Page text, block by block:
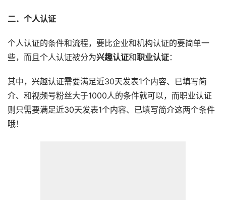
二．个人认证
个人认证的条件和流程，要比企业和机构认证的要简单一
些，而且个人认证被分为兴趣认证和职业认证：
其中，兴趣认证需要满足近30天发表1个内容、已填写简
介、和视频号粉丝大于1000人的条件就可以，而职业认证
则只需要满足近30天发表1个内容、已填写简介这两个条件
哦！